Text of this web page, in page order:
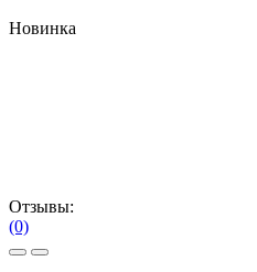
Новинка
Отзывы:
(0)